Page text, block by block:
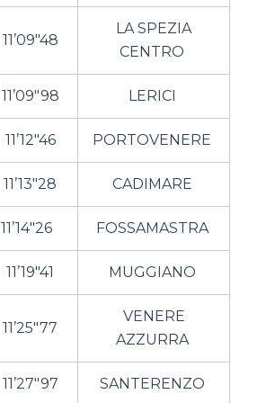
11’09″48
LA SPEZIA
CENTRO
11’09″98 LERICI
11’12″46 PORTOVENERE
11’13″28 CADIMARE
11’14″26 FOSSAMASTRA
11’19″41 MUGGIANO
11’25″77
VENERE
AZZURRA
11’27″97 SANTERENZO